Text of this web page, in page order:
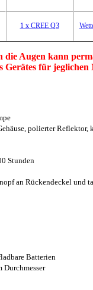
1 x CREE Q3
Augen kann
Gerätes für jeglichen
polierter Reflektor,
Stunden
an Rückendeckel und
Batterien
Durchmesser